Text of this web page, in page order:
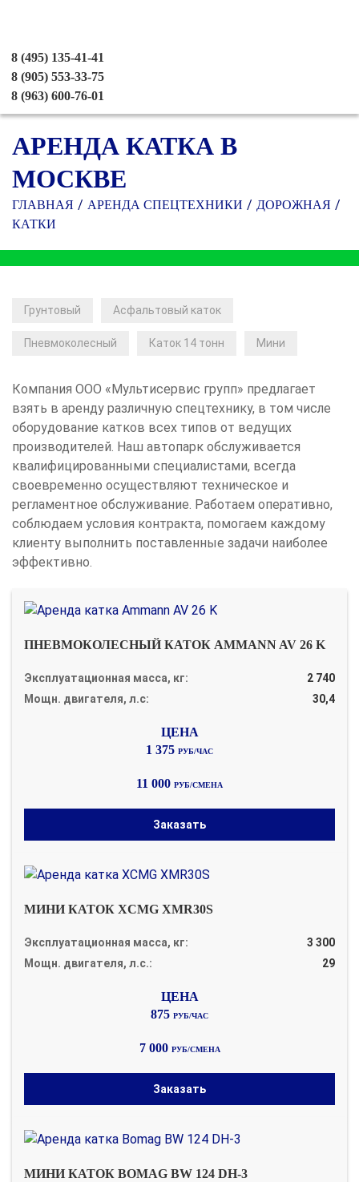
8 (495) 135-41-41
8 (905) 553-33-75
8 (963) 600-76-01
АРЕНДА КАТКА В
МОСКВЕ
ГЛАВНАЯ АРЕНДА СПЕЦТЕХНИКИ
ДОРОЖНАЯ
КАТКИ
Грунтовый Асфальтовый каток
Пневмоколесный Каток 14 тонн Мини
Компания ООО «Мультисервис групп» предлагает
взять в аренду различную спецтехнику, в том числе
оборудование катков всех типов от ведущих
производителей. Наш автопарк обслуживается
квалифицированными специалистами, всегда
своевременно осуществляют техническое и
регламентное обслуживание. Работаем оперативно,
соблюдаем условия контракта, помогаем каждому
клиенту выполнить поставленные задачи наиболее
эффективно.
ПНЕВМОКОЛЕСНЫЙ КАТОК AMMANN AV 26 K
Эксплуатационная масса, кг:
2 740
Мощн. двигателя, л.с:
30,4
1 375 РУБ/ЧАС
11 000 РУБ/СМЕНА
Заказать
МИНИ КАТОК XCMG XMR30S
Эксплуатационная масса, кг:
3 300
Мощн. двигателя, л.с.:
29
875 РУБ/ЧАС
7 000 РУБ/СМЕНА
Заказать
МИНИ КАТОК BOMAG BW 124 DH-3